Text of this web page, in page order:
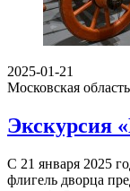
2025-01-21
Московская
Экскурсия
С 21 января 2025
флигель дворца